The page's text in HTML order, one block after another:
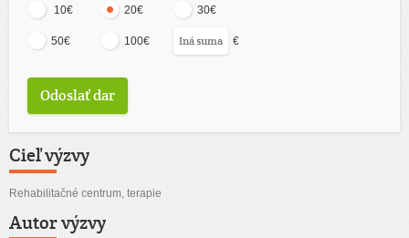
10€
20€ 30€
50€ 100€ €
Cieľ výzvy
Rehabilitačné centrum, terapie
Autor výzvy